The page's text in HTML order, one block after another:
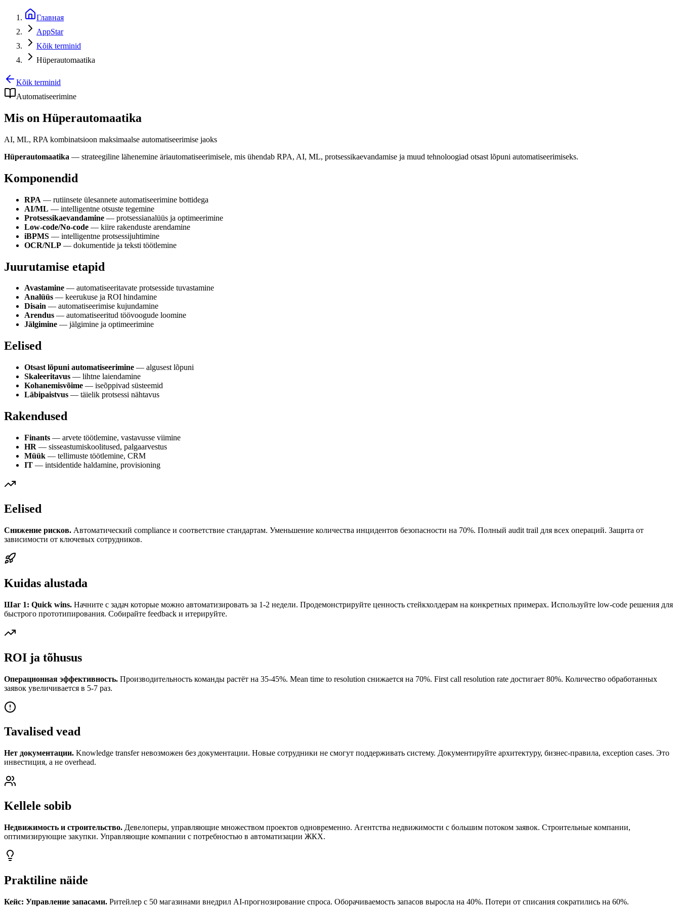
Главная
AppStar
Kõik terminid
Hüperautomaatika
Kõik terminid
Automatiseerimine
Mis on Hüperautomaatika
AI, ML, RPA kombinatsioon maksimaalse automatiseerimise jaoks
Hüperautomaatika — strateegiline lähenemine äriautomatiseerimisele, mis ühendab RPA, AI, ML, protsessikaevandamise ja muud tehnoloogiad otsast lõpuni automatiseerimiseks.
Komponendid
RPA — rutiinsete ülesannete automatiseerimine bottidega
AI/ML — intelligentne otsuste tegemine
Protsessikaevandamine — protsessianalüüs ja optimeerimine
Low-code/No-code — kiire rakenduste arendamine
iBPMS — intelligentne protsessijuhtimine
OCR/NLP — dokumentide ja teksti töötlemine
Juurutamise etapid
Avastamine — automatiseeritavate protsesside tuvastamine
Analüüs — keerukuse ja ROI hindamine
Disain — automatiseerimise kujundamine
Arendus — automatiseeritud töövoogude loomine
Jälgimine — jälgimine ja optimeerimine
Eelised
Otsast lõpuni automatiseerimine — algusest lõpuni
Skaleeritavus — lihtne laiendamine
Kohanemisvõime — iseõppivad süsteemid
Läbipaistvus — täielik protsessi nähtavus
Rakendused
Finants — arvete töötlemine, vastavusse viimine
HR — sisseastumiskoolitused, palgaarvestus
Müük — tellimuste töötlemine, CRM
IT — intsidentide haldamine, provisioning
Eelised
Снижение рисков. Автоматический compliance и соответствие стандартам. Уменьшение количества инцидентов безопасности на 70%. Полный audit trail для всех операций. Защита от
зависимости от ключевых сотрудников.
Kuidas alustada
Шаг 1: Quick wins. Начните с задач которые можно автоматизировать за 1-2 недели. Продемонстрируйте ценность стейкхолдерам на конкретных примерах. Используйте low-code решения для
быстрого прототипирования. Собирайте feedback и итерируйте.
ROI ja tõhusus
Операционная эффективность. Производительность команды растёт на 35-45%. Mean time to resolution снижается на 70%. First call resolution rate достигает 80%. Количество обработанных
заявок увеличивается в 5-7 раз.
Tavalised vead
Нет документации. Knowledge transfer невозможен без документации. Новые сотрудники не смогут поддерживать систему. Документируйте архитектуру, бизнес-правила, exception cases. Это
инвестиция, а не overhead.
Kellele sobib
Недвижимость и строительство. Девелоперы, управляющие множеством проектов одновременно. Агентства недвижимости с большим потоком заявок. Строительные компании,
оптимизирующие закупки. Управляющие компании с потребностью в автоматизации ЖКХ.
Praktiline näide
Кейс: Управление запасами. Ритейлер с 50 магазинами внедрил AI-прогнозирование спроса. Оборачиваемость запасов выросла на 40%. Потери от списания сократились на 60%.